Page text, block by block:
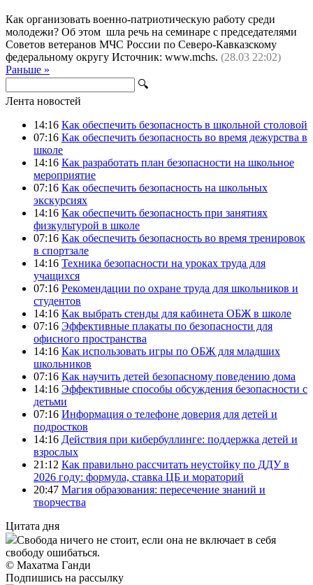
Как организовать военно-патриотическую работу среди
молодежи? Об этом шла речь на семинаре с председателями
Советов ветеранов МЧС России по Северо-Кавказскому
федеральному округу Источник: www.mchs. (28.03 22:02)
Раньше »
🔍
Лента новостей
14:16 Как обеспечить безопасность в школьной столовой
07:16 Как обеспечить безопасность во время дежурства в
школе
14:16 Как разработать план безопасности на школьное
мероприятие
07:16 Как обеспечить безопасность на школьных
экскурсиях
14:16 Как обеспечить безопасность при занятиях
физкультурой в школе
07:16 Как обеспечить безопасность во время тренировок
в спортзале
14:16 Техника безопасности на уроках труда для
учащихся
07:16 Рекомендации по охране труда для школьников и
студентов
14:16 Как выбрать стенды для кабинета ОБЖ в школе
07:16 Эффективные плакаты по безопасности для
офисного пространства
14:16 Как использовать игры по ОБЖ для младших
школьников
07:16 Как научить детей безопасному поведению дома
14:16 Эффективные способы обсуждения безопасности с
детьми
07:16 Информация о телефоне доверия для детей и
подростков
14:16 Действия при кибербуллинге: поддержка детей и
взрослых
21:12 Как правильно рассчитать неустойку по ДДУ в
2026 году: формула, ставка ЦБ и мораторий
20:47 Магия образования: пересечение знаний и
творчества
Цитата дня
Свобода ничего не стоит, если она не включает в себя
свободу ошибаться.
© Махатма Ганди
Подпишись на рассылку